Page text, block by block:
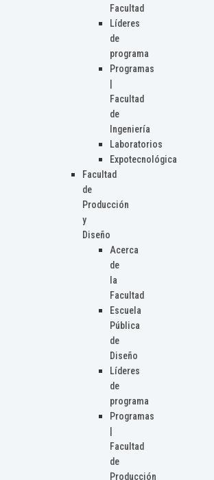
Facultad
Líderes
de
programa
Programas
Facultad
de
Ingeniería
Laboratorios
Expotecnológica
Facultad
de
Producción
y
Diseño
Acerca
de
la
Facultad
Escuela
Pública
de
Diseño
Líderes
de
programa
Programas
Facultad
de
Producción